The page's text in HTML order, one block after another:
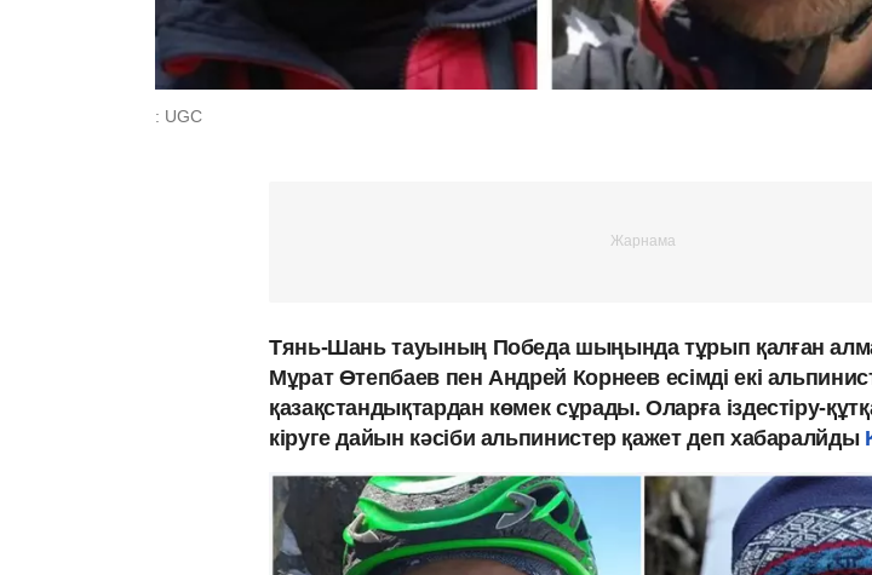
: UGC
Тянь-Шань тауының Победа шыңында тұрып қалған
Мұрат Өтепбаев пен Андрей Корнеев есімді екі
қазақстандықтардан көмек сұрады. Оларға іздестіру-
кіруге дайын кәсіби альпинистер қажет деп хабаралйды